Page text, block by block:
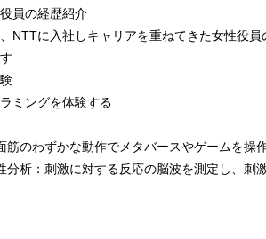
員の経歴紹介
NTTに入社しキャリアを重ねてきた女性役
ミングを体験する
筋のわずかな動作でメタバースやゲームを操
分析：刺激に対する反応の脳波を測定し、刺